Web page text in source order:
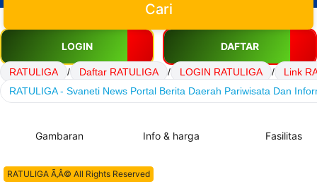
Cari
LOGIN DAFTAR
RATULIGA / Daftar RATULIGA / LOGIN RATULIGA /
Link
RATULIGA - Svaneti News Portal Berita Daerah Pariwisata Dan
Gambaran Info & harga Fasilitas
RATULIGA Ã‚Â© All Rights Reserved